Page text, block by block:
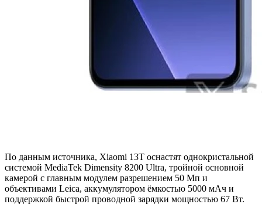
По данным источника, Xiaomi 13T оснастят однокристальной
системой MediaTek Dimensity 8200 Ultra, тройной основной
камерой с главным модулем разрешением 50 Мп и
объективами Leica, аккумулятором ёмкостью 5000 мАч и
поддержкой быстрой проводной зарядки мощностью 67 Вт.